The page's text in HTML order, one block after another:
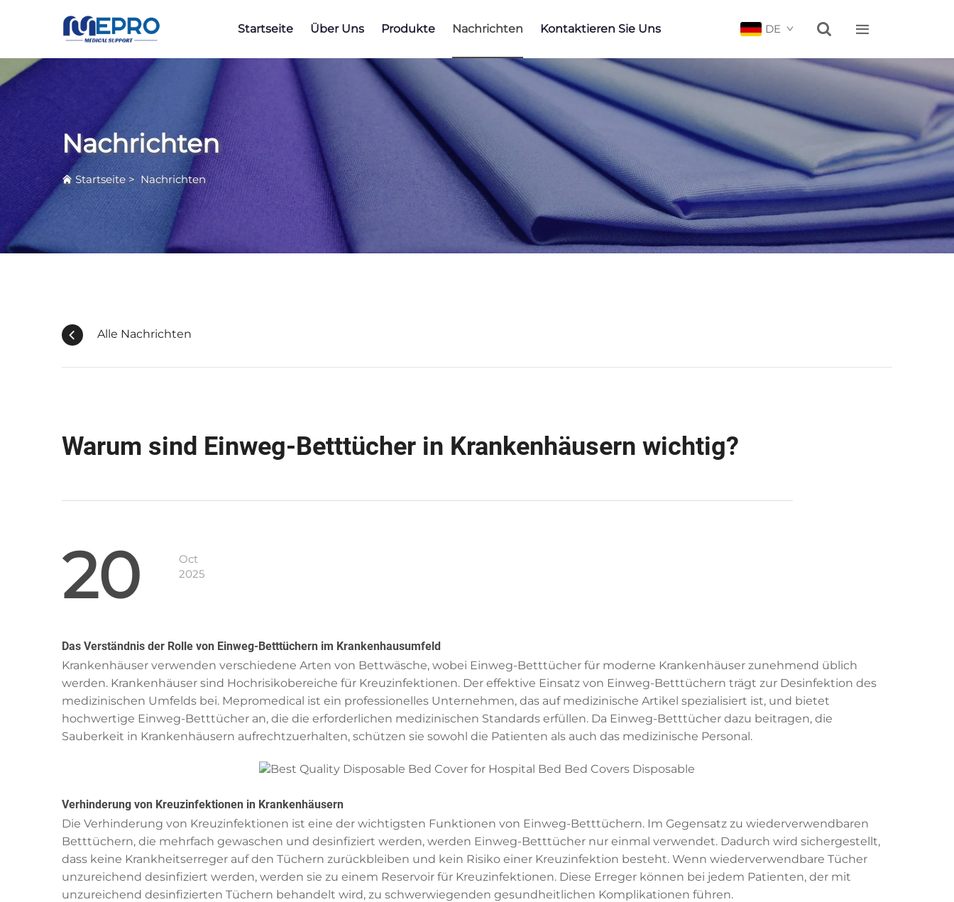
Startseite Über Uns Produkte Nachrichten Kontaktieren Sie Uns DE  
Nachrichten
Startseite> Nachrichten
Alle Nachrichten
Warum sind Einweg-Betttücher in Krankenhäusern wichtig?
20
Oct
2025
Das Verständnis der Rolle von Einweg-Betttüchern im Krankenhausumfeld
Krankenhäuser verwenden verschiedene Arten von Bettwäsche, wobei Einweg-Betttücher für moderne Krankenhäuser zunehmend üblich
werden. Krankenhäuser sind Hochrisikobereiche für Kreuzinfektionen. Der effektive Einsatz von Einweg-Betttüchern trägt zur Desinfektion des
medizinischen Umfelds bei. Mepromedical ist ein professionelles Unternehmen, das auf medizinische Artikel spezialisiert ist, und bietet
hochwertige Einweg-Betttücher an, die die erforderlichen medizinischen Standards erfüllen. Da Einweg-Betttücher dazu beitragen, die
Sauberkeit in Krankenhäusern aufrechtzuerhalten, schützen sie sowohl die Patienten als auch das medizinische Personal.
Verhinderung von Kreuzinfektionen in Krankenhäusern
Die Verhinderung von Kreuzinfektionen ist eine der wichtigsten Funktionen von Einweg-Betttüchern. Im Gegensatz zu wiederverwendbaren
Betttüchern, die mehrfach gewaschen und desinfiziert werden, werden Einweg-Betttücher nur einmal verwendet. Dadurch wird sichergestellt,
dass keine Krankheitserreger auf den Tüchern zurückbleiben und kein Risiko einer Kreuzinfektion besteht. Wenn wiederverwendbare Tücher
unzureichend desinfiziert werden, werden sie zu einem Reservoir für Kreuzinfektionen. Diese Erreger können bei jedem Patienten, der mit
unzureichend desinfizierten Tüchern behandelt wird, zu schwerwiegenden gesundheitlichen Komplikationen führen.